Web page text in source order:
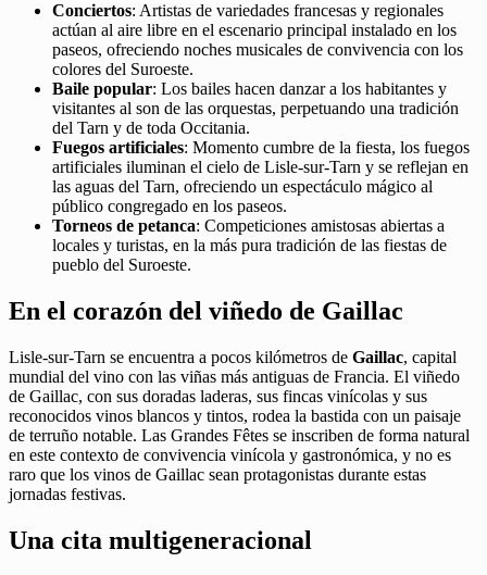
Conciertos: Artistas de variedades francesas y regionales
actúan al aire libre en el escenario principal instalado en los
paseos, ofreciendo noches musicales de convivencia con los
colores del Suroeste.
Baile popular: Los bailes hacen danzar a los habitantes y
visitantes al son de las orquestas, perpetuando una tradición
del Tarn y de toda Occitania.
Fuegos artificiales: Momento cumbre de la fiesta, los fuegos
artificiales iluminan el cielo de Lisle-sur-Tarn y se reflejan en
las aguas del Tarn, ofreciendo un espectáculo mágico al
público congregado en los paseos.
Torneos de petanca: Competiciones amistosas abiertas a
locales y turistas, en la más pura tradición de las fiestas de
pueblo del Suroeste.
En el corazón del viñedo de Gaillac
Lisle-sur-Tarn se encuentra a pocos kilómetros de Gaillac, capital
mundial del vino con las viñas más antiguas de Francia. El viñedo
de Gaillac, con sus doradas laderas, sus fincas vinícolas y sus
reconocidos vinos blancos y tintos, rodea la bastida con un paisaje
de terruño notable. Las Grandes Fêtes se inscriben de forma natural
en este contexto de convivencia vinícola y gastronómica, y no es
raro que los vinos de Gaillac sean protagonistas durante estas
jornadas festivas.
Una cita multigeneracional